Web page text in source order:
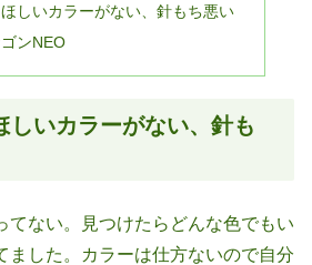
しいカラーがない、針もち悪い
ンNEO
しいカラーがない、針も
てない。見つけたらどんな色でもい
ました。カラーは仕方ないので自分